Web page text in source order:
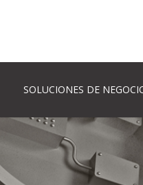
SOLUCIONES DE